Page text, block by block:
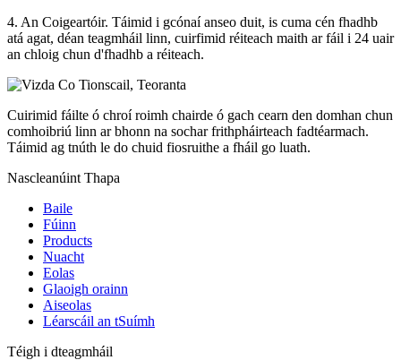
4. An Coigeartóir. Táimid i gcónaí anseo duit, is cuma cén fhadhb
atá agat, déan teagmháil linn, cuirfimid réiteach maith ar fáil i 24 uair
an chloig chun d'fhadhb a réiteach.
Cuirimid fáilte ó chroí roimh chairde ó gach cearn den domhan chun
comhoibriú linn ar bhonn na sochar frithpháirteach fadtéarmach.
Táimid ag tnúth le do chuid fiosruithe a fháil go luath.
Nascleanúint Thapa
Baile
Fúinn
Products
Nuacht
Eolas
Glaoigh orainn
Aiseolas
Léarscáil an tSuímh
Téigh i dteagmháil